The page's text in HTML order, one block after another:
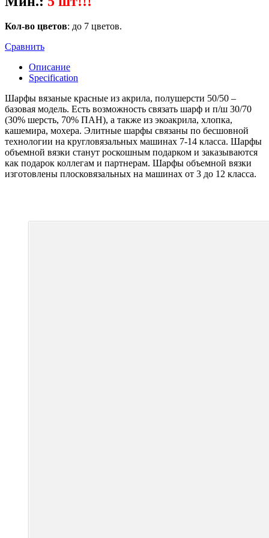
Кол-во цветов: до 7 цветов.
Сравнить
Описание
Specification
Шарфы вязаные красные из акрила, полушерсти 50/50 –
базовая модель. Есть возможность связать шарф и п/ш 30/70
(30% шерсть, 70% ПАН), а также из экоакрила, хлопка,
кашемира, мохера. Элитные шарфы связаны по бесшовной
технологии на кругловязальных машинах 7-14 класса. Шарфы
объемной вязки станут роскошным подарком и заказываются
как подарок коллегам и партнерам. Шарфы объемной вязки
изготовлены плосковязальных на машинах от 3 до 12 класса.